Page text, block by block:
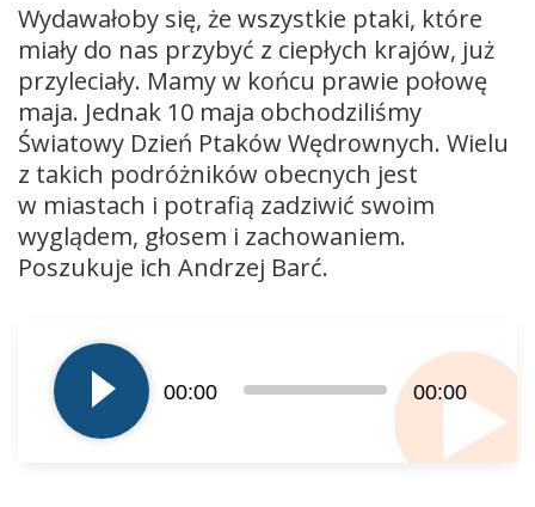
Wydawałoby się, że wszystkie ptaki, które
miały do nas przybyć z ciepłych krajów, już
przyleciały. Mamy w końcu prawie połowę
maja. Jednak 10 maja obchodziliśmy
Światowy Dzień Ptaków Wędrownych. Wielu
z takich podróżników obecnych jest
w miastach i potrafią zadziwić swoim
wyglądem, głosem i zachowaniem.
Poszukuje ich Andrzej Barć.
plików
dźwiękowych
00:00 00:00